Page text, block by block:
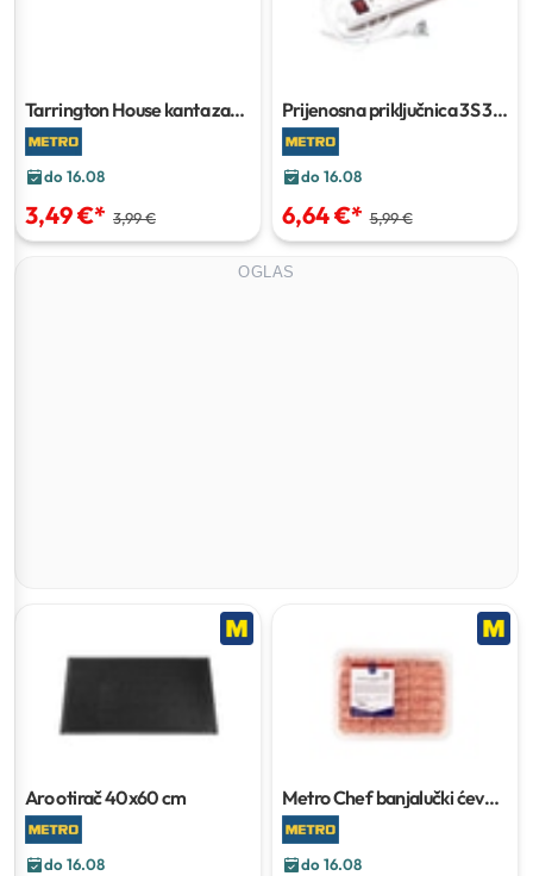
Tarrington House kanta za
smeće swing-top
do 16.08
3,49 €* 3,99 €
Prijenosna priključnica3S 3
m
do 16.08
6,64 €* 5,99 €
OGLAS
Aro otirač40x60 cm
do 16.08
Metro Chef banjalučki ćevapi
pakiranje cca 1,2 kg
do 16.08